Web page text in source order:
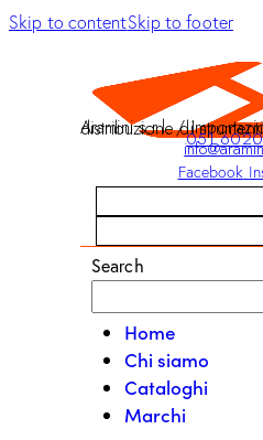
Skip to contentSkip to footer
Aramini s.r.l. / Importazione e distribuzione di
051
Facebook
Search
Home
Chi siamo
Cataloghi
Marchi